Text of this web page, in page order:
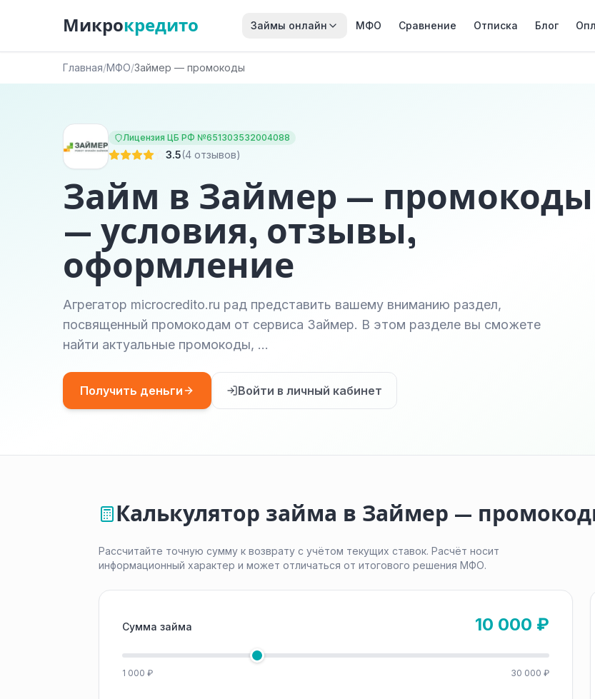
Микрокредито Займы онлайн МФО Сравнение Отписка Блог
Главная/МФО/Займер — промокоды
Лицензия ЦБ РФ №651303532004088
3.5(4 отзывов)
Займ в Займер — промокоды
— условия, отзывы,
оформление
Агрегатор microcredito.ru рад представить вашему вниманию раздел,
посвященный промокодам от сервиса Займер. В этом разделе вы сможете
найти актуальные промокоды, …
Получить деньги Войти в личный кабинет
Калькулятор займа в Займер —
Рассчитайте точную сумму к возврату с учётом текущих ставок. Расчёт носит
информационный характер и может отличаться от итогового решения МФО.
Сумма займа 10 000 ₽
1 000 ₽ 30 000 ₽